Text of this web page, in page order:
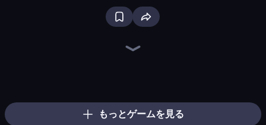
もっとゲームを見る